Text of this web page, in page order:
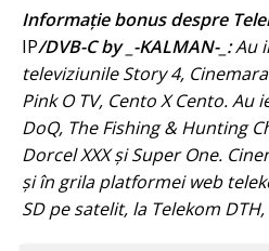
Informație bonus despre
IP/DVB-C by _-KALMAN-_:Au
televiziunile Story 4,
Pink O TV, Cento X Cento.
DoQ, The Fishing & Hunting
Dorcel XXX și Super One.
și în grila platformei web
SD pe satelit, la Telekom